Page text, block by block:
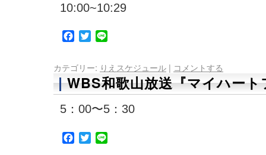
10:00~10:29
Facebook
Twitter
カテゴリー: りえスケジュール | コメントする
WBS和歌山放送『マイハー
5：00〜5：30
Facebook
Twitter